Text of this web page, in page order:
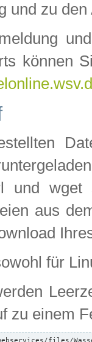
und zu
können
und wget
aus
für
zu einem